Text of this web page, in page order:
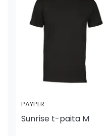
PAYPER
Sunrise t-paita M